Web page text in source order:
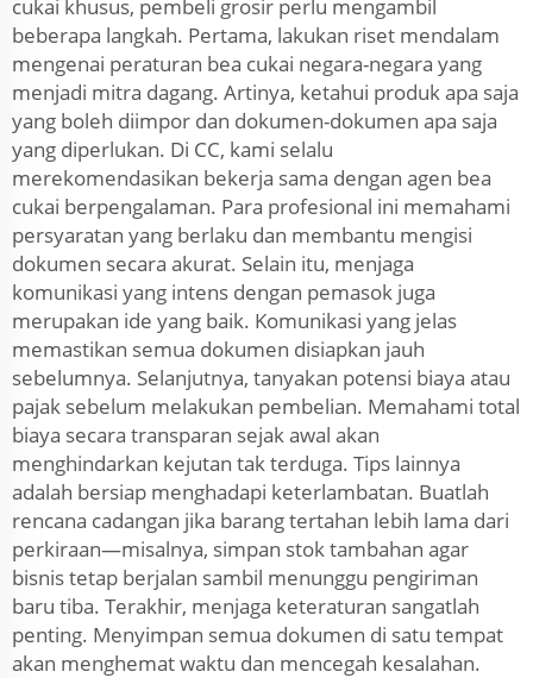
cukai khusus, pembeli grosir perlu mengambil
beberapa langkah. Pertama, lakukan riset mendalam
mengenai peraturan bea cukai negara-negara yang
menjadi mitra dagang. Artinya, ketahui produk apa saja
yang boleh diimpor dan dokumen-dokumen apa saja
yang diperlukan. Di CC, kami selalu
merekomendasikan bekerja sama dengan agen bea
cukai berpengalaman. Para profesional ini memahami
persyaratan yang berlaku dan membantu mengisi
dokumen secara akurat. Selain itu, menjaga
komunikasi yang intens dengan pemasok juga
merupakan ide yang baik. Komunikasi yang jelas
memastikan semua dokumen disiapkan jauh
sebelumnya. Selanjutnya, tanyakan potensi biaya atau
pajak sebelum melakukan pembelian. Memahami total
biaya secara transparan sejak awal akan
menghindarkan kejutan tak terduga. Tips lainnya
adalah bersiap menghadapi keterlambatan. Buatlah
rencana cadangan jika barang tertahan lebih lama dari
perkiraan—misalnya, simpan stok tambahan agar
bisnis tetap berjalan sambil menunggu pengiriman
baru tiba. Terakhir, menjaga keteraturan sangatlah
penting. Menyimpan semua dokumen di satu tempat
akan menghemat waktu dan mencegah kesalahan.